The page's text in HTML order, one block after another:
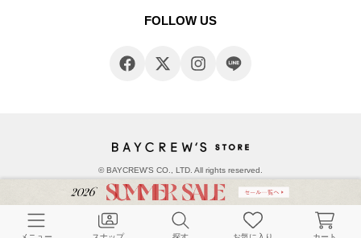
FOLLOW US
© BAYCREW’S CO., LTD. All rights reserved.